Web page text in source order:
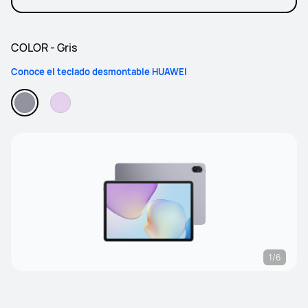
COLOR - Gris
Conoce el teclado desmontable HUAWEI
1/6